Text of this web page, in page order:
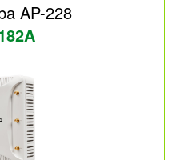
AP-228